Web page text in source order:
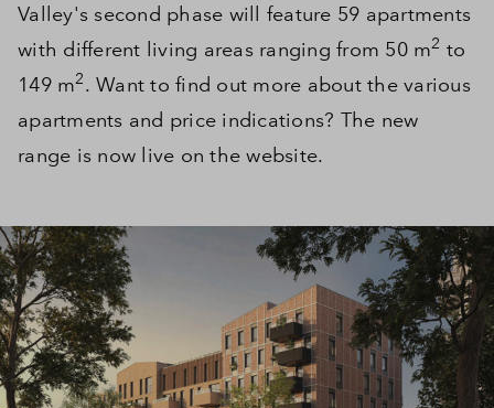
Inloggen
Valley's second phase will feature 59 apartments
with different living areas ranging from 50 m2 to
149 m2. Want to find out more about the various
apartments and price indications? The new
range is now live on the website.